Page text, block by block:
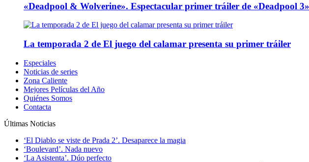
«Deadpool & Wolverine». Espectacular primer tráiler de «Deadpool 3»
La temporada 2 de El juego del calamar presenta su primer tráiler
Especiales
Noticias de series
Zona Caliente
Mejores Películas del Año
Quiénes Somos
Contacta
Últimas Noticias
‘El Diablo se viste de Prada 2’. Desaparece la magia
‘Boulevard’. Nada nuevo
‘La Asistenta’. Dúo perfecto